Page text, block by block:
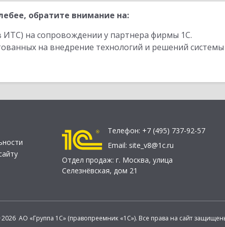
обратите внимание на:
ИТС) на сопровождении у партнера фирмы 1С.
на внедрение технологий и решений
Телефон: +7 (495) 737-92-57
Email: site_v8@1c.ru
Отдел продаж: г. Москва, улица
Селезнёвская, дом 21
АО «Группа 1С» (правопреемник «1С»). Все права на сайт